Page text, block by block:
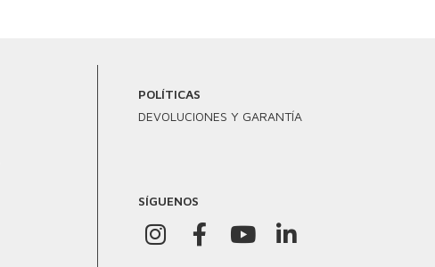
POLÍTICAS
DEVOLUCIONES Y GARANTÍA
SÍGUENOS